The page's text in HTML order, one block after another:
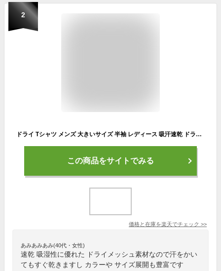
2
ドライ Tシャツ メンズ 大きいサイズ 半袖 レディース 吸汗速乾 ドライメッシュ 無地 3L 4L 5L おしゃれ シンプル スポーツ バスケ サッカー テニス ダンス glimmer グリマー ドライTシャツ 00300-ACT
この商品をサイトでみる
価格と在庫を楽天でチェック >>
あみあみあみ(40代・女性)
速乾 吸湿性に優れた ドライメッシュ素材なので汗をかい
てもすぐ乾きますし カラーや サイズ展開も豊富です